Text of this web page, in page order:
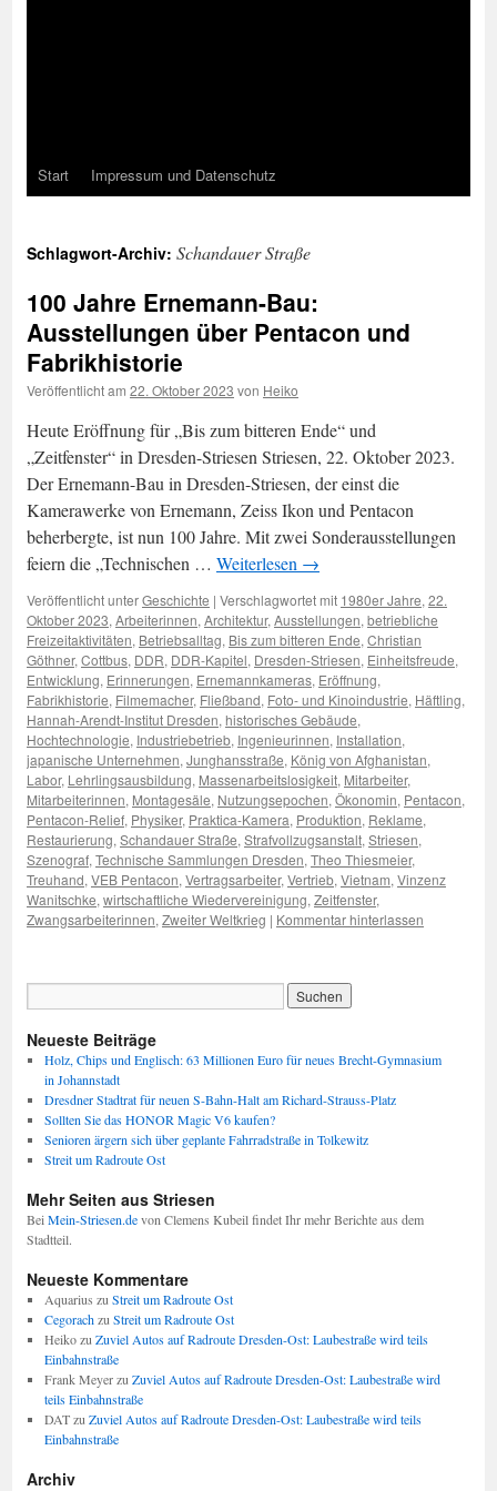
Start Impressum und Datenschutz
Schlagwort-Archiv: Schandauer Straße
100 Jahre Ernemann-Bau:
Ausstellungen über Pentacon und
Fabrikhistorie
Veröffentlicht am 22. Oktober 2023 von Heiko
Heute Eröffnung für „Bis zum bitteren Ende“ und
„Zeitfenster“ in Dresden-Striesen Striesen, 22. Oktober 2023.
Der Ernemann-Bau in Dresden-Striesen, der einst die
Kamerawerke von Ernemann, Zeiss Ikon und Pentacon
beherbergte, ist nun 100 Jahre. Mit zwei Sonderausstellungen
feiern die „Technischen … Weiterlesen →
Veröffentlicht unterGeschichte | Verschlagwortet mit 1980er Jahre, 22.
Oktober 2023, Arbeiterinnen, Architektur, Ausstellungen, betriebliche
Freizeitaktivitäten, Betriebsalltag, Bis zum bitteren Ende, Christian
Göthner, Cottbus, DDR, DDR-Kapitel, Dresden-Striesen, Einheitsfreude,
Entwicklung, Erinnerungen, Ernemannkameras, Eröffnung,
Fabrikhistorie, Filmemacher, Fließband, Foto- und Kinoindustrie, Häftling,
Hannah-Arendt-Institut Dresden, historisches Gebäude,
Hochtechnologie, Industriebetrieb, Ingenieurinnen, Installation,
japanische Unternehmen, Junghansstraße, König von Afghanistan,
Labor, Lehrlingsausbildung, Massenarbeitslosigkeit, Mitarbeiter,
Mitarbeiterinnen, Montagesäle, Nutzungsepochen, Ökonomin, Pentacon,
Pentacon-Relief, Physiker, Praktica-Kamera, Produktion, Reklame,
Restaurierung, Schandauer Straße, Strafvollzugsanstalt, Striesen,
Szenograf, Technische Sammlungen Dresden, Theo Thiesmeier,
Treuhand, VEB Pentacon, Vertragsarbeiter, Vertrieb, Vietnam, Vinzenz
Wanitschke, wirtschaftliche Wiedervereinigung, Zeitfenster,
Zwangsarbeiterinnen, Zweiter Weltkrieg | Kommentar hinterlassen
Neueste Beiträge
Holz, Chips und Englisch: 63 Millionen Euro für neues Brecht-Gymnasium
in Johannstadt
Dresdner Stadtrat für neuen S-Bahn-Halt am Richard-Strauss-Platz
Sollten Sie das HONOR Magic V6 kaufen?
Senioren ärgern sich über geplante Fahrradstraße in Tolkewitz
Streit um Radroute Ost
Mehr Seiten aus Striesen
Bei Mein-Striesen.devon Clemens Kubeil findet Ihr mehr Berichte aus dem
Stadtteil.
Neueste Kommentare
Aquarius zu Streit um Radroute Ost
Cegorachzu Streit um Radroute Ost
Heikozu Zuviel Autos auf Radroute Dresden-Ost: Laubestraße wird teils
Einbahnstraße
Frank Meyerzu Zuviel Autos auf Radroute Dresden-Ost: Laubestraße wird
teils Einbahnstraße
DATzu Zuviel Autos auf Radroute Dresden-Ost: Laubestraße wird teils
Einbahnstraße
Archiv